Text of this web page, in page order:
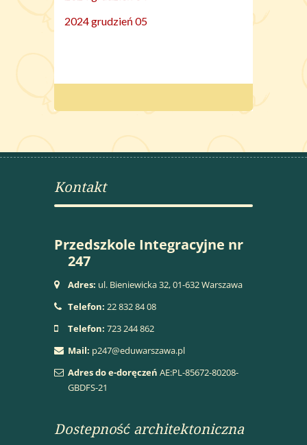
2024 grudzień 05
Kontakt
Przedszkole Integracyjne nr
247
Adres: ul. Bieniewicka 32, 01-632 Warszawa
Telefon: 22 832 84 08
Telefon: 723 244 862
Mail: p247@eduwarszawa.pl
Adres do e-doręczeń AE:PL-85672-80208-
GBDFS-21
Dostepność architektoniczna